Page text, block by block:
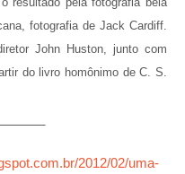
fotografia de Jack Cardiff.
John Huston, junto com
do livro homônimo de C. S.
2012/02/uma-